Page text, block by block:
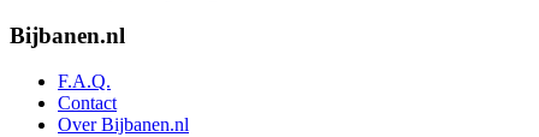
Bijbanen.nl
F.A.Q.
Contact
Over Bijbanen.nl